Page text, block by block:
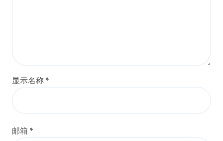
显示名称 *
邮箱 *